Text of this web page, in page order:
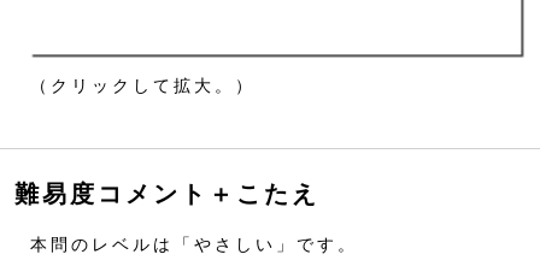
（クリックして拡大。）
難易度コメント＋こたえ
本問のレベルは「やさしい」です。